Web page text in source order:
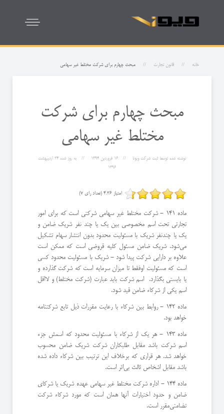
خانه قانون تجارت ‌مبحث چهارم برای شركت مختلط غیر سهامی
‌مبحث چهارم برای شركت
مختلط غیر سهامی
نوشته شده توسط ثبت شرکت ویونا 16 فروردين 1394 به روز شده
24 ارديبهشت
1396
امتیاز 4.36 (تعداد رای 7)
ماده 141 - شركت مختلط غیر سهامی شركتی است كه برای امور
تجارتی تحت اسم مخصوصی بین یك یا چند نفر شریك ضامن و
یك یا چند‌نفر شریك با مسئولیت محدود بدون انتشار سهام تشكیل
می‌شود. ‌شریك ضامن مسئول كلیه قروضی است كه ممكن است
علاوه بر دارایی شركت پیدا شود - شریك با مسئولیت محدود كسی
است كه مسئولیت او‌فقط تا میزان سرمایه است كه شركت گذارده و
یا بایستی بگذارد. ‌ اسم شركت باید عبارت (‌شركت مختلط) و لااقل
اسم یكی از شركاء ضامن قید شود.
ماده 142 - روابط بین شركاء با رعایت مقررات ذیل تابع شركتنامه
خواهد بود.
ماده 143 - هر یك از شركاء با مسئولیت محدود كه اسمش جزء
اسم شركت باشد مقابل طلبكاران شركت شریك ضامن محسوب
خواهد شد. ‌هر قراری كه برخلاف این ترتیب بین شركاء داده شده
باشد مقابل اشخاص ثالث بی‌اثر است.
ماده 144 - اداره شركت مختلط غیر سهامی عهده شریك یا شركای
ضامن و حدود اختیارات آنها همان است كه مورد شركاء شركت
تضامنی‌مقرر است.